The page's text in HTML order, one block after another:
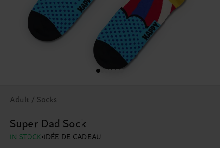
Adult / Socks
Super Dad Sock
IN STOCK IDÉE DE CADEAU